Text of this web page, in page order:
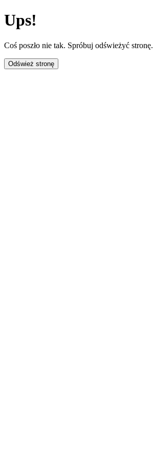
Ups!
Coś poszło nie tak. Spróbuj odświeżyć stronę.
Odśwież stronę